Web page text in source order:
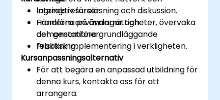
lagringsresurser.
Framföra användarrättigheter, övervaka
och genomföra grundläggande
felsökning.
Interaktiv föreläsning och diskussion.
Händerna på övningar och
demonstationer.
Praktisk implementering i verkligheten.
Kursanpassningsalternativ
För att begära en anpassad utbildning för
denna kurs, kontakta oss för att
arrangera.